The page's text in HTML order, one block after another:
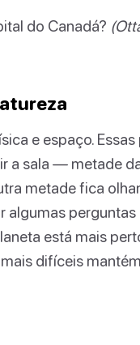
do Canadá?
e espaço.
a sala — metade
metade fica
algumas
está mais
difíceis